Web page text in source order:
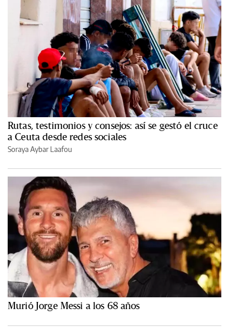
Rutas, testimonios y consejos: así se gestó el cruce
a Ceuta desde redes sociales
Soraya Aybar Laafou
Murió Jorge Messi a los 68 años